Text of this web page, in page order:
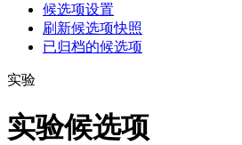
候选项设置
刷新候选项快照
已归档的候选项
实验
实验候选项